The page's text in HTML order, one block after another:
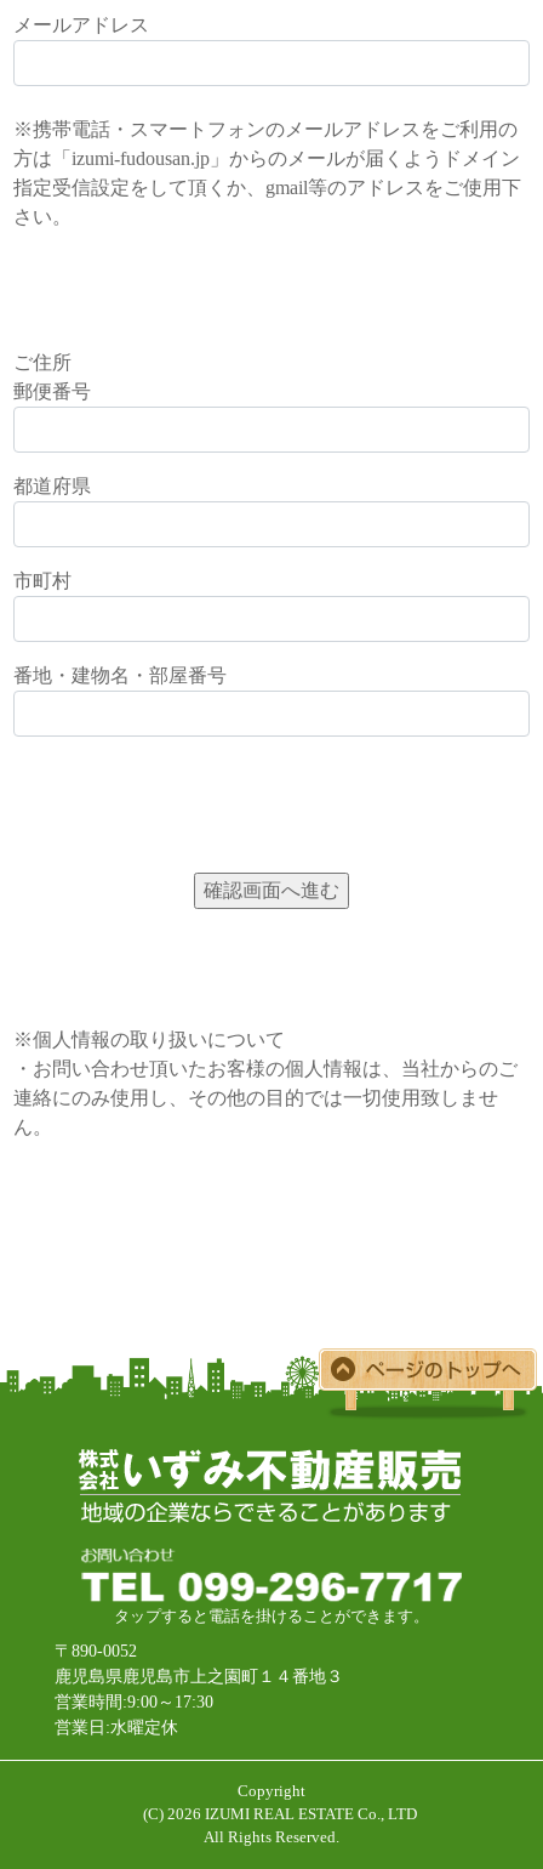
メールアドレス
※携帯電話・スマートフォンのメールアドレスをご利用の
方は「izumi-fudousan.jp」からのメールが届くようドメイン
指定受信設定をして頂くか、gmail等のアドレスをご使用下
さい。
ご住所
郵便番号
都道府県
市町村
番地・建物名・部屋番号
※個人情報の取り扱いについて
・お問い合わせ頂いたお客様の個人情報は、当社からのご
連絡にのみ使用し、その他の目的では一切使用致しませ
ん。
タップすると電話を掛けることができます。
〒890-0052
鹿児島県鹿児島市上之園町１４番地３
営業時間:9:00～17:30
営業日:水曜定休
Copyright
(C) 2026 IZUMI REAL ESTATE Co., LTD
All Rights Reserved.